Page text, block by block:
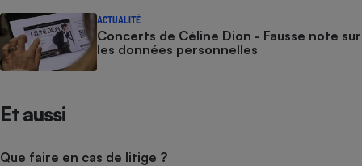
ACTUALITÉ
Concerts de Céline Dion - Fausse note sur
les données personnelles
Et aussi
Que faire en cas de litige ?